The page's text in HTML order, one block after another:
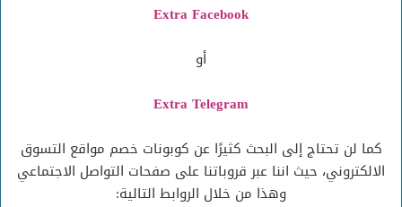
Extra Facebook
أو
Extra Telegram
كما لن تحتاج إلى البحث كثيرًا عن كوبونات خصم مواقع التسوق
الالكتروني، حيث اننا عبر قروباتنا على صفحات التواصل الاجتماعي
وهذا من خلال الروابط التالية: